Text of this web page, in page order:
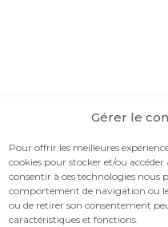
Gérer le
Pour offrir les meilleures
cookies pour stocker et/ou
consentir à ces technologies nous
comportement de navigation ou
ou de retirer son consentement
caractéristiques et fonctions.